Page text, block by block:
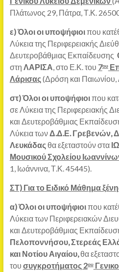
Πλάτωνος 29, Πάτρα, Τ.Κ.
ε) Όλοι οι υποψήφιοιπου
Λύκεια της Περιφερειακής
Δευτεροβάθμιας Εκπαίδευσης
στη ΛΑΡΙΣΑ, στο Ε.Κ. του 7ου
Λάρισας (Δρόση και
στ)Όλοι οι υποψήφιοιπου
σε Λύκεια της Περιφερειακής
και Δευτεροβάθμιας
Λύκεια τωνΔ.Δ.Ε. Γρεβενών,
Λευκάδας θα εξεταστούν στα
Μουσικού Σχολείου
1, Ιωάννινα, Τ.Κ. 45445).
ΣΤ) Για το Ειδικό Μάθημα
α)Όλοι οι υποψήφιοιπου
Λύκεια των Περιφερειακών
και Δευτεροβάθμιας
Πελοποννήσου, Στερεάς
και Νοτίου Αιγαίου,θα
του συγκροτήματος 2ου